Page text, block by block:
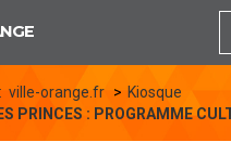
ville-orange.fr
Kiosque
PRINCES : PROGRAMME